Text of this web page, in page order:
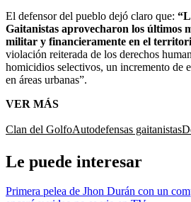
El defensor del pueblo dejó claro que:
Gaitanistas aprovecharon los últimos
militar y financieramente en el
violación reiterada de los derechos
homicidios selectivos, un incremento de
en áreas urbanas”.
VER MÁS
Clan del GolfoAutodefensas gaitanistas
Le puede interesar
Primera pelea de Jhon Durán con un